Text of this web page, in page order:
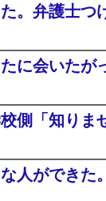
。弁護士
に会いた
側「知り
人ができ